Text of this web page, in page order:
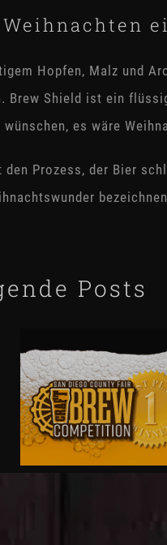
Hopfen, Malz und
Brew Shield ist ein
wünschen, es wäre
den Prozess, der Bier
Posts